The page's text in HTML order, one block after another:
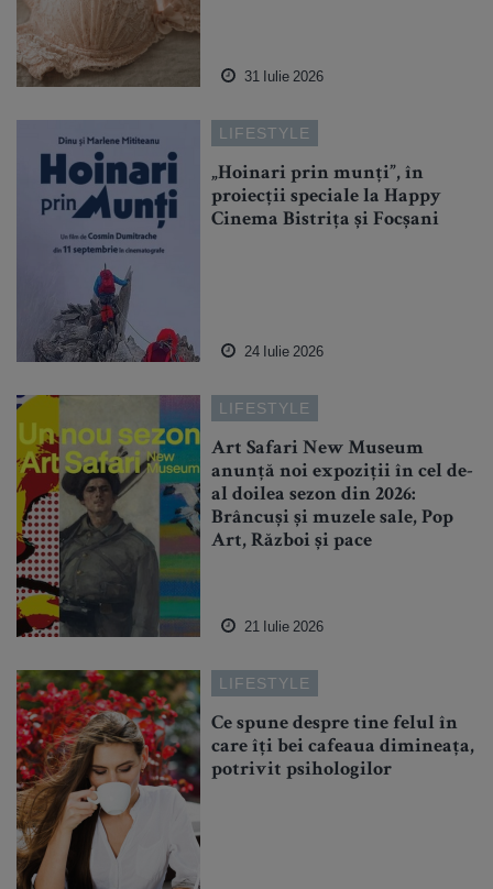
31 Iulie 2026
LIFESTYLE
„Hoinari prin munți”, în
proiecții speciale la Happy
Cinema Bistrița și Focșani
24 Iulie 2026
LIFESTYLE
Art Safari New Museum
anunță noi expoziții în cel de-
al doilea sezon din 2026:
Brâncuși și muzele sale, Pop
Art, Război și pace
21 Iulie 2026
LIFESTYLE
Ce spune despre tine felul în
care îți bei cafeaua dimineața,
potrivit psihologilor